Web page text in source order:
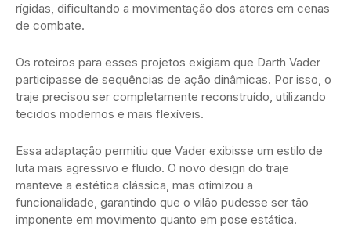
rígidas, dificultando a movimentação dos atores em cenas
de combate.
Os roteiros para esses projetos exigiam que Darth Vader
participasse de sequências de ação dinâmicas. Por isso, o
traje precisou ser completamente reconstruído, utilizando
tecidos modernos e mais flexíveis.
Essa adaptação permitiu que Vader exibisse um estilo de
luta mais agressivo e fluido. O novo design do traje
manteve a estética clássica, mas otimizou a
funcionalidade, garantindo que o vilão pudesse ser tão
imponente em movimento quanto em pose estática.